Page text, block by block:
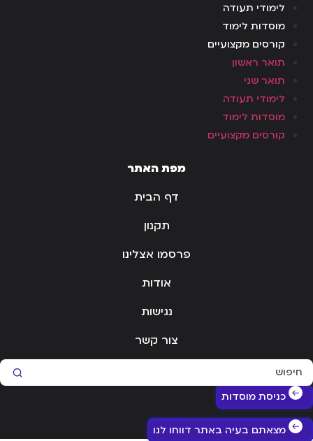
לימודי תעודה
מוסדות לימוד
קורסים מקצועיים
תואר ראשון
תואר שני
לימודי תעודה
מוסדות לימוד
קורסים מקצועיים
מפת האתר
דף הבית
תקנון
פרסמו אצלינו
אודות
נגישות
צור קשר
כניסת מוסדות
מצאתם בעיה באתר דווחו לנו